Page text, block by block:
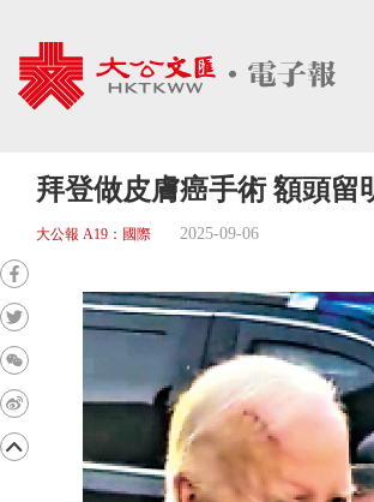
拜登做皮膚癌手術 額頭留
大公報 A19：國際 2025-09-06